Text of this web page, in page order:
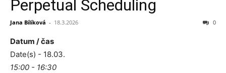
Perpetual Scheduling
Jana Bílíková - 18.3.2026 0
Datum / čas
Date(s) - 18.03.
15:00 - 16:30